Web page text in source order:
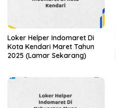
Loker Helper Indomaret Di
Kota Kendari Maret Tahun
2025 (Lamar Sekarang)